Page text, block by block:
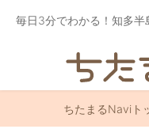
毎日3分でわかる！知多半
ちたまるNaviト